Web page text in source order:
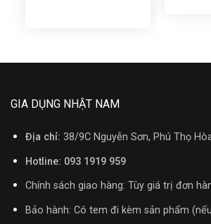
GIA DỤNG NHẬT NAM
Địa chỉ: 38/9C Nguyễn Sơn, Phú Thọ
Hotline: 093 1919 959
Chính sách giao hàng: Tùy giá trị đơn
Bảo hành: Có tem đi kèm sản phẩm